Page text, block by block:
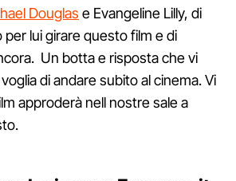
Douglas e Evangeline Lilly, di
lui girare questo film e di
Un botta e risposta che vi
di andare subito al cinema. Vi
approderà nell nostre sale a